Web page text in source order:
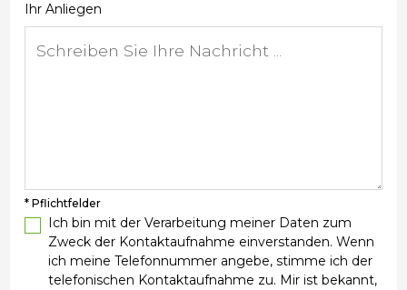
Ihr Anliegen
* Pflichtfelder
Ich bin mit der Verarbeitung meiner Daten zum
Zweck der Kontaktaufnahme einverstanden. Wenn
ich meine Telefonnummer angebe, stimme ich der
telefonischen Kontaktaufnahme zu. Mir ist bekannt,